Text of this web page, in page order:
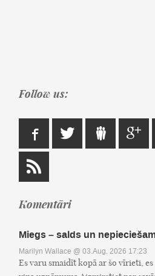
Follow us:
Komentāri
Miegs – salds un
Marilyn Wallace @ 03.Aug, 2026 17:23
Es varu smaidīt kopā ar šo vīrieti,